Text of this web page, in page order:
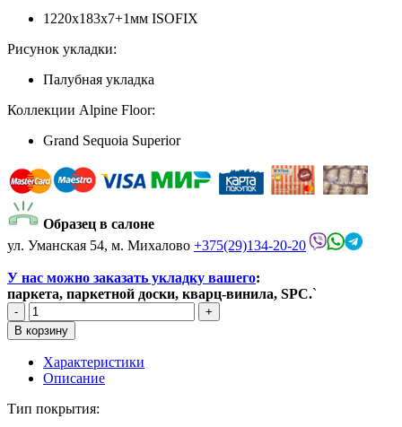
1220х183х7+1мм ISOFIX
Рисунок укладки:
Палубная укладка
Коллекции Alpine Floor:
Grand Sequoia Superior
Образец в салоне
ул. Уманская 54, м. Михалово +375(29)134-20-20
У нас можно заказать укладку вашего:
паркета, паркетной доски, кварц-винила, SPC.`
Характеристики
Описание
Тип покрытия: